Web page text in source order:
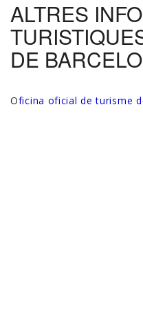
ALTRES
DE
Oficina oficial de turisme